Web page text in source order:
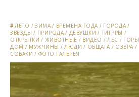
ЛЕТО /ЗИМА / ВРЕМЕНА ГОДА / ГОРОДА /
ЗВЕЗДЫ / ПРИРОДА / ДЕВУШКИ / ТИГРРЫ /
ОТКРЫТКИ / ЖИВОТНЫЕ / ВИДЕО / ЛЕС / ГОРЫ
ДОМ / МУЖЧИНЫ / ЛЮДИ / ОБЩАГА / ОЗЁРА /
СОБАКИ / ФОТО ГАЛЕРЕЯ